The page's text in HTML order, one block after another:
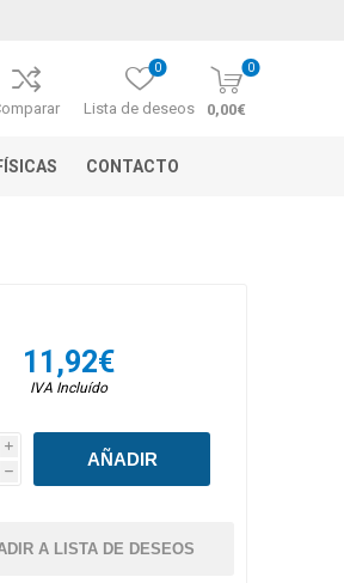
Lista de deseos
0 0
0,00€
CONTACTO
11,92€
IVA Incluído
i
h
A LISTA DE DESEOS